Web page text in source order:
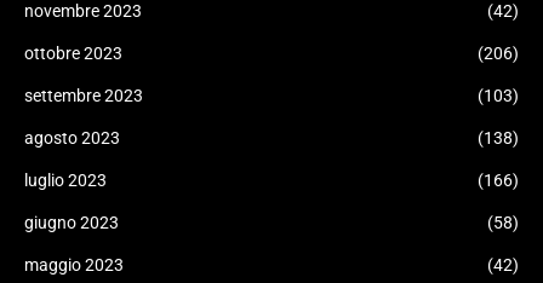
novembre 2023 (42)
ottobre 2023 (206)
settembre 2023 (103)
agosto 2023 (138)
luglio 2023 (166)
giugno 2023 (58)
maggio 2023 (42)